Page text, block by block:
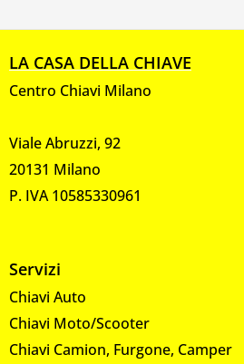
LA CASA DELLA CHIAVE
Centro Chiavi Milano
Viale Abruzzi, 92
20131 Milano
P. IVA 10585330961
Servizi
Chiavi Auto
Chiavi Moto/Scooter
Chiavi Camion, Furgone, Camper